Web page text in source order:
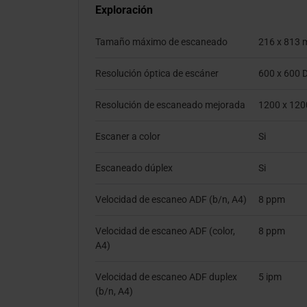
Exploración
Tamaño máximo de escaneado 216 x 813
Resolución óptica de escáner 600 x 600
Resolución de escaneado mejorada 1200 x
Escaner a color Si
Escaneado dúplex Si
Velocidad de escaneo ADF (b/n, A4) 8 ppm
Velocidad de escaneo ADF (color,
A4)
8 ppm
Velocidad de escaneo ADF duplex
(b/n, A4)
5 ipm